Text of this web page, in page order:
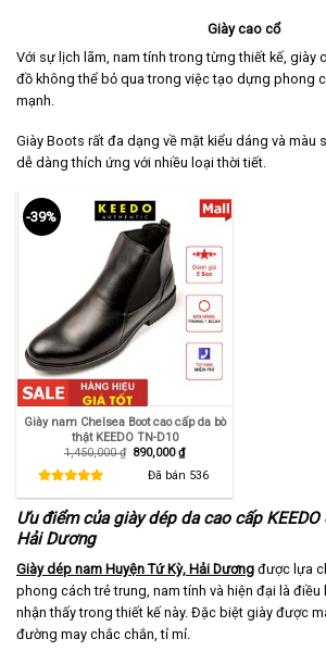
Giày cao cổ
Với sự lịch lãm, nam tính trong từng thiết kế, giày
đồ không thể bỏ qua trong việc tạo dựng phong
mạnh.
Giày Boots rất đa dạng về mặt kiểu dáng và màu
dễ dàng thích ứng với nhiều loại thời tiết.
-39%
Giày nam Chelsea Boot cao cấp da bò
thật KEEDO TN-D10
1,450,000₫ Giá
1,450,000 ₫.
890,000₫Giá
hiện
tại
là:
890,000 ₫.
Đã bán 536
Ưu điểm của giày dép da cao cấp
Hải Dương
Giày dép nam Huyện Tứ Kỳ, Hải Dương được lựa
phong cách trẻ trung, nam tính và hiện đại là
nhận thấy trong thiết kế này. Đặc biệt giày được
đường may chắc chắn, tỉ mỉ.